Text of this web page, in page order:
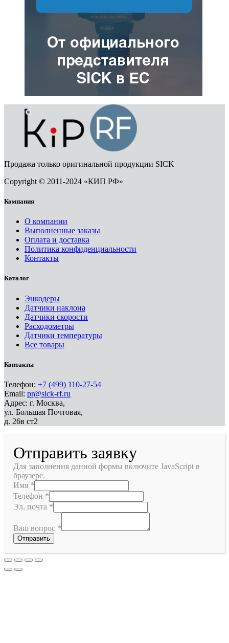
Продажа только оригинальной продукции SICK
Copyright © 2011-2024 «КИП РФ»
Компания
О компании
Выполненные заказы
Оплата и доставка
Политика конфиденциальности
Контакты
Каталог
Энкодеры
Датчики наклона
Датчики скорости
Расходометры
Датчики температуры
Все товары
Контакты
Телефон: +7 (499) 110-27-54
Email: pr@sick-rf.ru
Адрес: г. Москва,
ул. Большая Почтовая,
д. 26в ст2
Отправить заявку
Для заполнения данной формы включите JavaScript в
браузере.
Имя *
Телефон *
Эл. почта *
Ваш вопрос *
Отправить